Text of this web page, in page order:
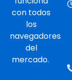
con todos
los
navegadores
del
mercado.